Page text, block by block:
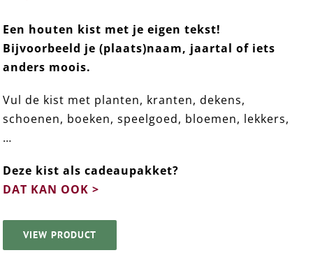
HOUTEN KIST / KRAT / FRUITKIST ➸ Tekst
Branden
Een houten kist met je eigen tekst!
Bijvoorbeeld je (plaats)naam, jaartal of iets
anders moois.
Vul de kist met planten, kranten, dekens,
schoenen, boeken, speelgoed, bloemen, lekkers,
…
Deze kist als cadeaupakket?
DAT KAN OOK >
VIEW PRODUCT